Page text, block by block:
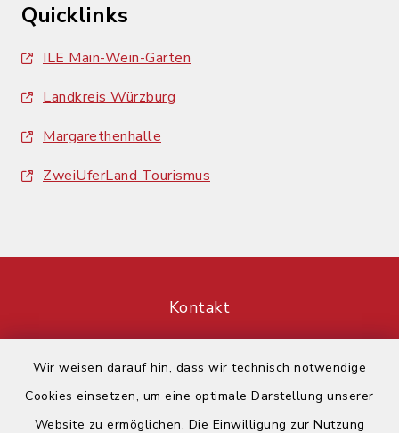
Wir weisen darauf hin, dass wir technisch notwendige
Cookies einsetzen, um eine optimale Darstellung unserer
Website zu ermöglichen. Die Einwilligung zur Nutzung
Quicklinks
ILE Main-Wein-Garten
Landkreis Würzburg
Margarethenhalle
ZweiUferLand Tourismus
Kontakt
Datenschutz